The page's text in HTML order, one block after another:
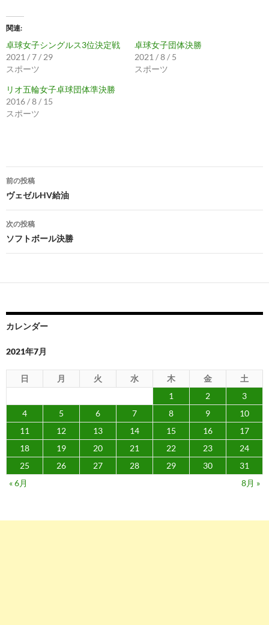
関連
卓球女子シングルス3位決定戦
2021 / 7 / 29
スポーツ
卓球女子団体決勝
2021 / 8 / 5
スポーツ
リオ五輪女子卓球団体準決勝
2016 / 8 / 15
スポーツ
投
稿
ナ
ビ
ゲ
ー
ョ
ン
前の投稿
ヴェゼルHV給油
次の投稿
ソフトボール決勝
カレンダー
2021年7月
日 月 火 水 木 金
土
1
2
3
4
5 6 7 8 9
10
11
12 13 14 15 16
17
18
19 20 21 22 23
24
25
26 27 28 29 30
31
« 6月
8月 »